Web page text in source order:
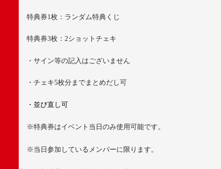
特典券1枚：ランダム特典くじ
特典券3枚： 2ショットチェキ
・サイン等の記入はございません
・チェキ5枚分までまとめだし可
・並び直し可
※特典券はイベント当日のみ使用可能です。
※ 当日参加しているメンバーに限ります。